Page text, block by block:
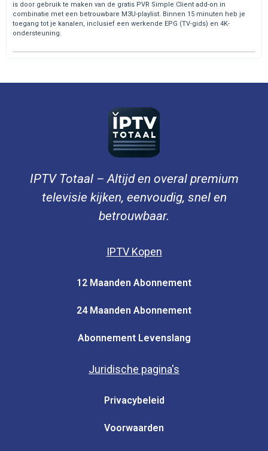
is door gebruik te maken van de gratis PVR Simple Client add-on in
combinatie met een betrouwbare M3U-playlist. Binnen 15 minuten heb je
toegang tot je kanalen, inclusief een werkende EPG (TV-gids) en 4K-
ondersteuning.
IPTV Totaal – Altijd en overal premium
televisie kijken, eenvoudig, snel en
betrouwbaar.
IPTV Kopen
12 Maanden Abonnement
24 Maanden Abonnement
Abonnement Levenslang
Juridische pagina's
Privacybeleid
Voorwaarden